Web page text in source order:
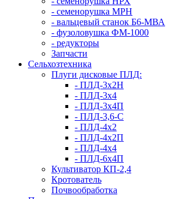
- семенорушка МРН
- вальцевый станок Б6-МВА
- фузоловушка ФМ-1000
- редукторы
Запчасти
Сельхозтехника
Плуги дисковые ПЛД:
- ПЛД-3х2H
- ПЛД-3х4
- ПЛД-3х4П
- ПЛД-3,6-С
- ПЛД-4х2
- ПЛД-4х2П
- ПЛД-4х4
- ПЛД-6х4П
Культиватор КП-2,4
Кротователь
Почвообработка